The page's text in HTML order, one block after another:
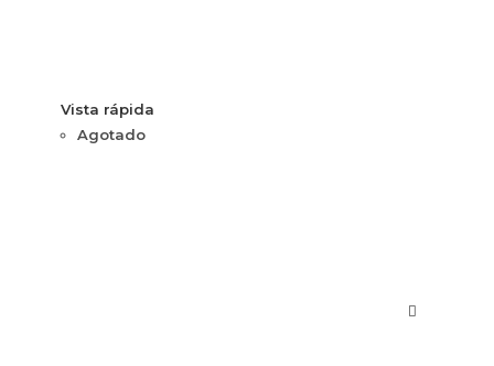
Vista rápida
Agotado